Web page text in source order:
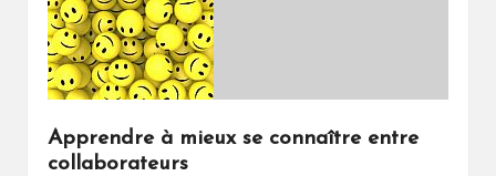
Apprendre à mieux se connaître entre
collaborateurs